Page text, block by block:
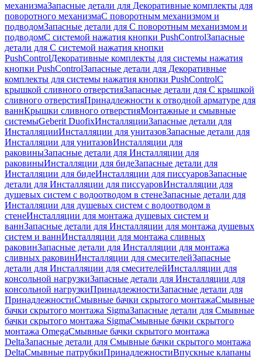
механизмаЗапасные детали для Декоративные комплекты для
поворотного механизмаС поворотным механизмом и
подводомЗапасные детали для С поворотным механизмом и
подводомС системой нажатия кнопки PushControlЗапасные
детали для С системой нажатия кнопки
PushControlДекоративные комплекты для системы нажатия
кнопки PushControlЗапасные детали для Декоративные
комплекты для системы нажатия кнопки PushControlС
крышкой сливного отверстияЗапасные детали для С крышкой
сливного отверстияПринадлежности к отводной арматуре для
ваннКрышки сливного отверстияМонтажные и смывные
системыGeberit DuofixИнсталляцииЗапасные детали для
ИнсталляцииИнсталляции для унитазовЗапасные детали для
Инсталляции для унитазовИнсталляции для
раковиныЗапасные детали для Инсталляции для
раковиныИнсталляции для бидеЗапасные детали для
Инсталляции для бидеИнсталляции для писсуаровЗапасные
детали для Инсталляции для писсуаровИнсталляции для
душевых систем с водоотводом в стенеЗапасные детали для
Инсталляции для душевых систем с водоотводом в
стенеИнсталляции для монтажа душевых систем и
ваннЗапасные детали для Инсталляции для монтажа душевых
систем и ваннИнсталляции для монтажа сливных
раковинЗапасные детали для Инсталляции для монтажа
сливных раковинИнсталляции для смесителейЗапасные
детали для Инсталляции для смесителейИнсталляции для
консольной нагрузкиЗапасные детали для Инсталляции для
консольной нагрузкиПринадлежностиЗапасные детали для
ПринадлежностиСмывные бачки скрытого монтажаСмывные
бачки скрытого монтажа SigmaЗапасные детали для Смывные
бачки скрытого монтажа SigmaСмывные бачки скрытого
монтажа OmegaСмывные бачки скрытого монтажа
DeltaЗапасные детали для Смывные бачки скрытого монтажа
DeltaСмывные патрубкиПринадлежностиВпускные клапаны